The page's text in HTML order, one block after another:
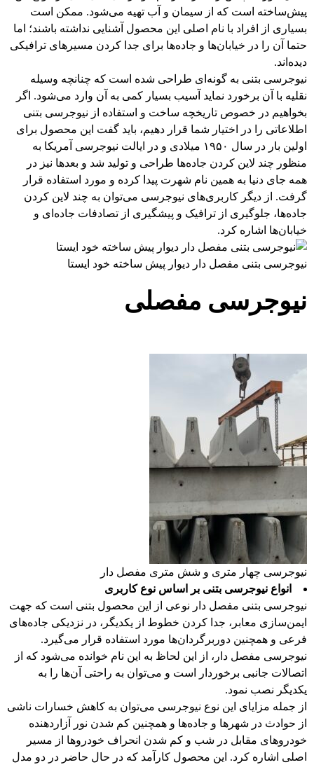
پیش‌ساخته است که از سیمان و آب تهیه می‌شود. ممکن است
بسیاری از افراد با نام اصلی این محصول آشنایی نداشته باشند؛ اما
حتما آن را در خیابان‌ها و جاده‌ها برای جدا کردن مسیرهای ترافیکی
دیده‌اند.
نیوجرسی بتنی به گونه‌ای طراحی شده‌ است که چنانچه وسیله
نقلیه با آن‌ برخورد نماید آسیب بسیار کمی به آن وارد می‌شود. اگر
بخواهیم در خصوص تاریخچه ساخت و استفاده از نیوجرسی بتنی
اطلاعاتی را در اختیار شما قرار دهیم، باید گفت این محصول برای
اولین بار در سال ۱۹۵۰ میلادی و در ایالت نیوجرسی آمریکا به
منظور چند لاین کردن جاده‌ها طراحی و تولید شد و بعدها نیز در
همه جای دنیا به همین نام شهرت پیدا کرده و مورد استفاده قرار
گرفت. از دیگر کاربری‌های نیوجرسی می‌توان به چند لاین کردن
جاده‌ها، جلوگیری از ترافیک و پیشگیری از تصادفات جاده‌ای و
خیابان‌ها اشاره کرد.
نیوجرسی بتنی مفصل دار دیوار پیش ساخته خود ایستا
نیوجرسی مفصلی
نیوجرسی چهار متری و شش متری مفصل دار
انواع نیوجرسی بتنی بر اساس نوع کاربری
نیوجرسی بتنی مفصل دار نوعی از این محصول بتنی است که جهت
ایمن‌سازی معابر، جدا کردن خطوط از یکدیگر، در نزدیکی جاده‌های
فرعی و همچنین دوربرگردان‌ها مورد استفاده قرار می‌گیرد.
نیوجرسی مفصل دار، از این لحاظ به این نام خوانده می‌شود که از
اتصالات جانبی برخوردار است و می‌توان به راحتی آن‌ها را به
یکدیگر نصب نمود.
از جمله مزایای این نوع نیوجرسی می‌توان به کاهش خسارات ناشی
از حوادث در شهرها و جاده‌ها و همچنین کم شدن نور آزاردهنده
خودروهای مقابل در شب و کم شدن انحراف خودروها از مسیر
اصلی اشاره کرد. این محصول کارآمد که در حال حاضر در دو مدل